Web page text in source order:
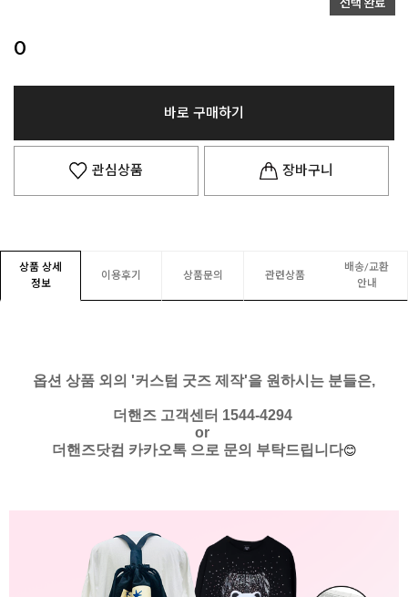
0
바로 구매하기
관심상품 장바구니
상품 상세
정보
이용후기 상품문의 관련상품
배송/교환
안내
옵션 상품 외의 '커스텀 굿즈 제작'을 원하시는 분들은,
더핸즈 고객센터 1544-4294
or
더핸즈닷컴 카카오톡 으로 문의 부탁드립니다😊